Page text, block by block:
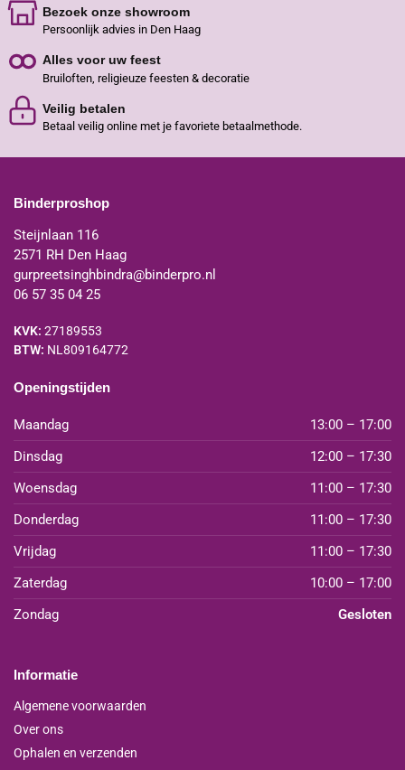
Bezoek onze showroom
Persoonlijk advies in Den Haag
Alles voor uw feest
Bruiloften, religieuze feesten & decoratie
Veilig betalen
Betaal veilig online met je favoriete betaalmethode.
Binderproshop
Steijnlaan 116
2571 RH Den Haag
gurpreetsinghbindra@binderpro.nl
06 57 35 04 25
KVK: 27189553
BTW: NL809164772
Openingstijden
Maandag
13:00 – 17:00
Dinsdag
12:00 – 17:30
Woensdag
11:00 – 17:30
Donderdag
11:00 – 17:30
Vrijdag
11:00 – 17:30
Zaterdag
10:00 – 17:00
Zondag
Gesloten
Informatie
Algemene voorwaarden
Over ons
Ophalen en verzenden